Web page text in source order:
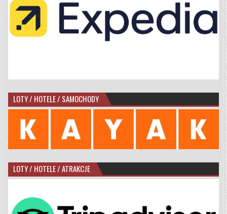
LOTY / HOTELE / SAMOCHODY
LOTY / HOTELE / ATRAKCJE